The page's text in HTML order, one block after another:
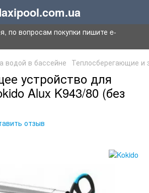
по вопросам покупки пишите e-
водой в бассейне Теплосберегающие
устройство для
Alux K943/80 (без
отзыв